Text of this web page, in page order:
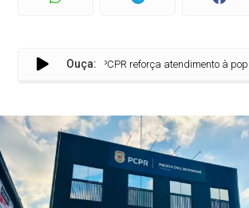
Ouça:
PCPR reforça atendimento à